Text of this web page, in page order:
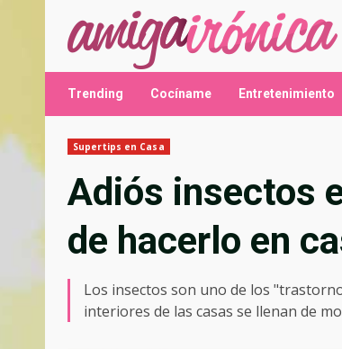
contenido
Trending Cocíname Entretenimiento
Supertips en Casa
Adiós insectos
de hacerlo en
Los insectos son uno de los
interiores de las casas se llenan de